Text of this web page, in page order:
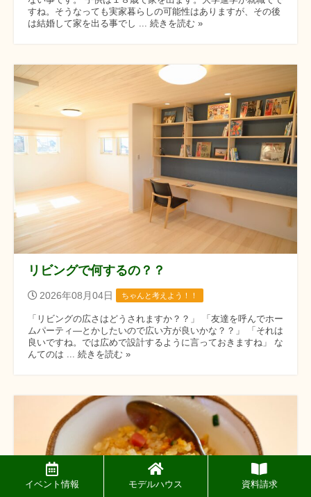
すね。そうなっても実家暮らしの可能性はありますが、その後
は結婚して家を出る事でし ... 続きを読む »
リビングで何するの？？
2026年08月04日 ちゃんと考えよう！！
「リビングの広さはどうされますか？？」 「友達を呼んでホー
ムパーティ―とかしたいので広い方が良いかな？？」 「それは
良いですね。では広めで設計するように言っておきますね」 な
んてのは ... 続きを読む »
イベント情報 モデルハウス 資料請求